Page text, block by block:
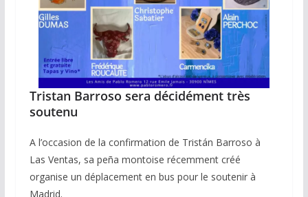
Tristan Barroso sera décidément très
soutenu
A l’occasion de la confirmation de Tristán Barroso à
Las Ventas, sa peña montoise récemment créé
organise un déplacement en bus pour le soutenir à
Madrid.